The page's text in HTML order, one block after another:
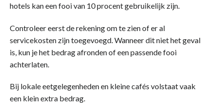
hotels kan een fooi van 10 procent gebruikelijk zijn.
Controleer eerst de rekening om te zien of er al
servicekosten zijn toegevoegd. Wanneer dit niet het geval
is, kun je het bedrag afronden of een passende fooi
achterlaten.
Bij lokale eetgelegenheden en kleine cafés volstaat vaak
een klein extra bedrag.